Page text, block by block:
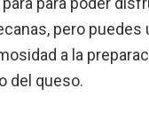
pero
a la
del queso.